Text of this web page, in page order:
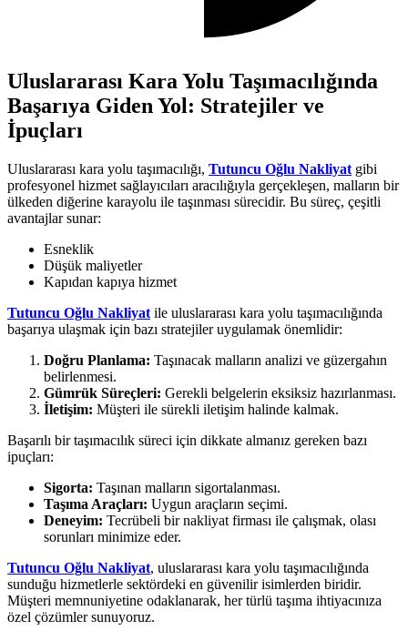
Uluslararası Kara Yolu Taşımacılığında
Başarıya Giden Yol: Stratejiler ve
İpuçları
Uluslararası kara yolu taşımacılığı, Tutuncu Oğlu Nakliyat gibi
profesyonel hizmet sağlayıcıları aracılığıyla gerçekleşen, malların bir
ülkeden diğerine karayolu ile taşınması sürecidir. Bu süreç, çeşitli
avantajlar sunar:
Esneklik
Düşük maliyetler
Kapıdan kapıya hizmet
Tutuncu Oğlu Nakliyat ile uluslararası kara yolu taşımacılığında
başarıya ulaşmak için bazı stratejiler uygulamak önemlidir:
Doğru Planlama: Taşınacak malların analizi ve güzergahın
belirlenmesi.
Gümrük Süreçleri: Gerekli belgelerin eksiksiz hazırlanması.
İletişim: Müşteri ile sürekli iletişim halinde kalmak.
Başarılı bir taşımacılık süreci için dikkate almanız gereken bazı
ipuçları:
Sigorta: Taşınan malların sigortalanması.
Taşıma Araçları: Uygun araçların seçimi.
Deneyim: Tecrübeli bir nakliyat firması ile çalışmak, olası
sorunları minimize eder.
Tutuncu Oğlu Nakliyat, uluslararası kara yolu taşımacılığında
sunduğu hizmetlerle sektördeki en güvenilir isimlerden biridir.
Müşteri memnuniyetine odaklanarak, her türlü taşıma ihtiyacınıza
özel çözümler sunuyoruz.